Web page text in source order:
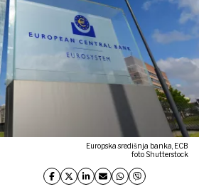
Europska središnja banka, ECB
foto Shutterstock